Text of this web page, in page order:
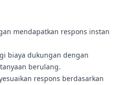
mendapatkan respons instan
biaya dukungan dengan
berulang.
respons berdasarkan